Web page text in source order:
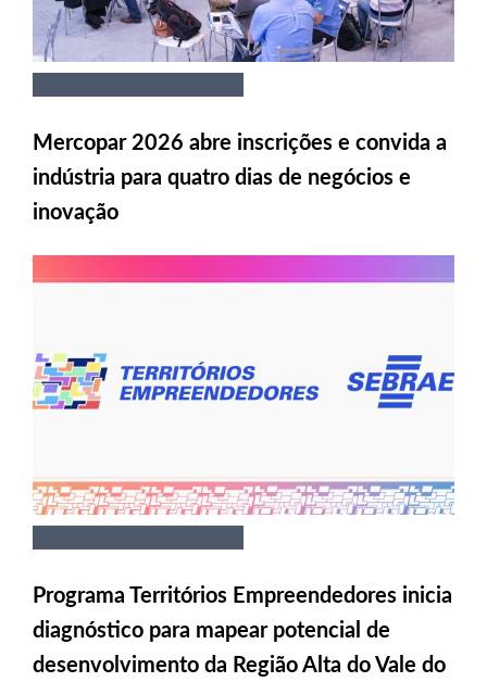
Mercopar 2026 abre inscrições e convida a
indústria para quatro dias de negócios e
inovação
Programa Territórios Empreendedores inicia
diagnóstico para mapear potencial de
desenvolvimento da Região Alta do Vale do